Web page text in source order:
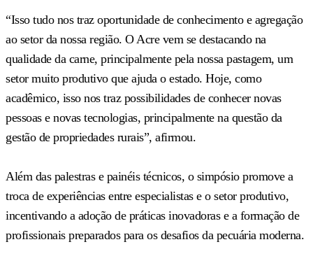
“Isso tudo nos traz oportunidade de conhecimento e agregação
ao setor da nossa região. O Acre vem se destacando na
qualidade da carne, principalmente pela nossa pastagem, um
setor muito produtivo que ajuda o estado. Hoje, como
acadêmico, isso nos traz possibilidades de conhecer novas
pessoas e novas tecnologias, principalmente na questão da
gestão de propriedades rurais”, afirmou.
Além das palestras e painéis técnicos, o simpósio promove a
troca de experiências entre especialistas e o setor produtivo,
incentivando a adoção de práticas inovadoras e a formação de
profissionais preparados para os desafios da pecuária moderna.